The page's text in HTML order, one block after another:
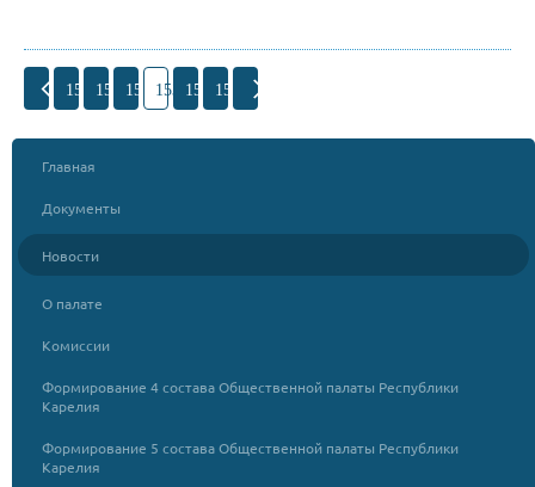
150 151 152 153 154 155
Главная
Документы
Новости
О палате
Комиссии
Формирование 4 состава Общественной палаты Республики
Карелия
Формирование 5 состава Общественной палаты Республики
Карелия